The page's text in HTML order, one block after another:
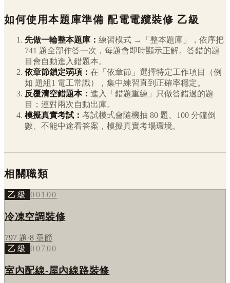
如何使用本題庫準備 配電電纜裝修 乙級
先做一輪整本題庫： 練習模式 →「整本題庫」，依序把
741 題全部作答一次，每題會即時顯示正解。答錯的題
目會自動進入錯題本。
依章節鎖定弱項： 在「依章節」選擇特定工作項目（例
如 題組1 電工常識），集中練習直到正確率穩定。
反覆清空錯題本： 進入「錯題重練」只做答錯過的題
目；連對兩次自動出庫。
模擬真實考試： 考試模式會隨機抽 80 題、100 分鐘倒
數、不能中途看答案，模擬真實考場環境。
相關職類
乙級 00100
冷凍空調裝修
797 題 ·8 章節
乙級
00700
室內配線-屋內線路裝修